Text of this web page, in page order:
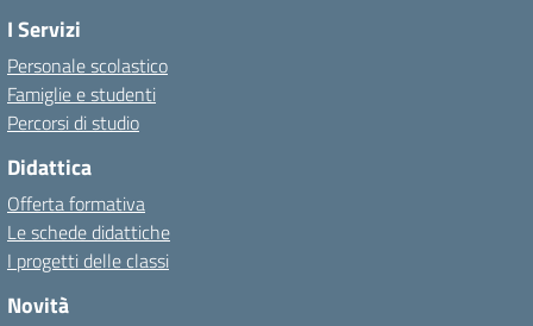
I Servizi
Personale scolastico
Famiglie e studenti
Percorsi di studio
Didattica
Offerta formativa
Le schede didattiche
I progetti delle classi
Novità